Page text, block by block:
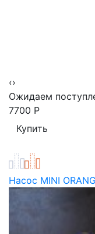
‹›
Ожидаем
7700 Р
Насос MINI